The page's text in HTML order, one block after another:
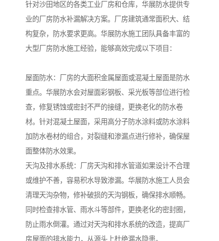
针对沙田地区的各类工业厂房和仓库，华展防水提供专
业的厂房防水补漏解决方案。厂房建筑通常面积大、结
构复杂，防水要求更高。华展防水施工团队具备丰富的
大型厂房防水施工经验，能够高效完成以下项目：
屋面防水：厂房的大面积金属屋面或混凝土屋面是防水
重点。华展防水会对屋面彩钢板、采光板等部位进行检
查，修复锈蚀或密封不严的接缝，更换老化的防水卷
材。针对混凝土屋面，采用高分子防水涂料或防水涂料
加防水卷材的组合，对裂缝和渗漏点进行修补，确保屋
面整体防水效果。
天沟及排水系统：厂房天沟和排水管道如果设计不合理
或维护不善，容易积水导致渗漏。华展防水施工人员会
清理天沟杂物，修补破损的天沟钢板，确保排水顺畅。
同时检查排水管、雨水斗等部件，更换老化的密封圈，
防止雨水倒灌。通过对天沟和排水系统的改造，提高厂
房屋面的排水能力，从源头上杜绝漏水隐患。